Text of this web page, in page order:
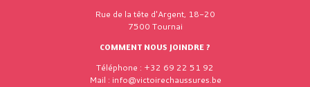
Rue de la tête d'Argent, 18-20
7500 Tournai
COMMENT NOUS JOINDRE ?
Téléphone : +32 69 22 51 92
Mail : info@victoirechaussures.be